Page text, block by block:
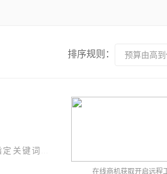
排序规则： 预算由高
在线商机获取开启远程